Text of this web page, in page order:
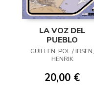
LA VOZ DEL
PUEBLO
GUILLEN, POL / IBSEN,
HENRIK
20,00 €